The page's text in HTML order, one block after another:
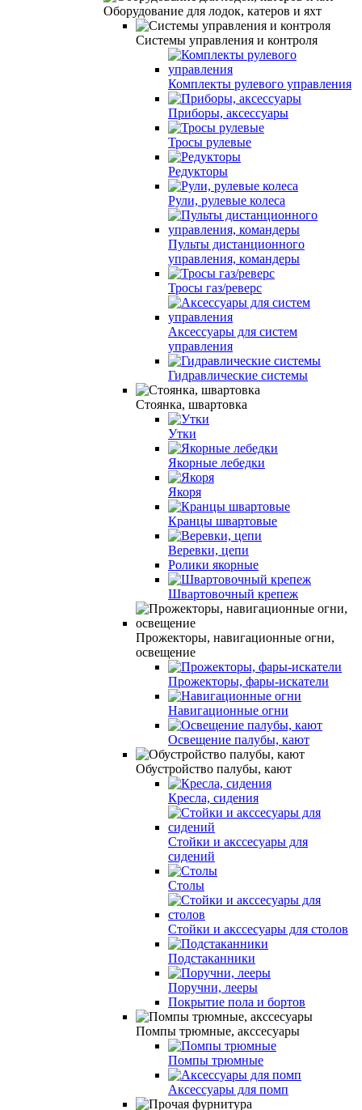
Оборудование для лодок, катеров и яхт
Системы управления и контроля
Комплекты рулевого управления
Приборы, аксессуары
Тросы рулевые
Редукторы
Рули, рулевые колеса
Пульты дистанционного
управления, командеры
Тросы газ/реверс
Аксессуары для систем
управления
Гидравлические системы
Стоянка, швартовка
Утки
Якорные лебедки
Якоря
Кранцы швартовые
Веревки, цепи
Ролики якорные
Швартовочный крепеж
Прожекторы, навигационные огни,
освещение
Прожекторы, фары-искатели
Навигационные огни
Освещение палубы, кают
Обустройство палубы, кают
Кресла, сидения
Стойки и акссесуары для
сидений
Столы
Стойки и акссесуары для столов
Подстаканники
Поручни, лееры
Покрытие пола и бортов
Помпы трюмные, акссесуары
Помпы трюмные
Аксессуары для помп